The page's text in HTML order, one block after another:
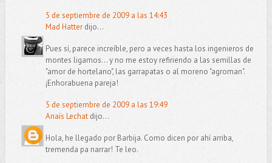
5 de septiembre de 2009 a las 14:43
Mad Hatterdijo...
Pues sí, parece increíble, pero a veces hasta los ingenieros de
montes ligamos... y no me estoy refiriendo a las semillas de
"amor de hortelano", las garrapatas o al moreno "agroman".
¡Enhorabuena pareja!
5 de septiembre de 2009 a las 19:49
Anaïs Lechatdijo...
Hola, he llegado por Barbija. Como dicen por ahí arriba,
tremenda pa narrar! Te leo.